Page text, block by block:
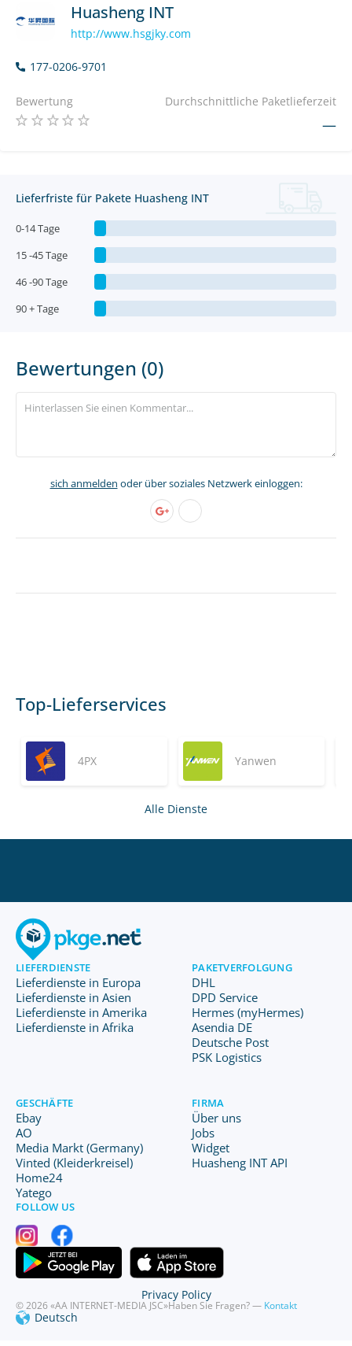
Huasheng INT
http://www.hsgjky.com
177-0206-9701
Bewertung Durchschnittliche Paketlieferzeit
—
Lieferfriste für Pakete Huasheng INT
0-14 Tage
15 -45 Tage
46 -90 Tage
90 + Tage
Bewertungen (0)
sich anmelden oder über soziales Netzwerk einloggen:
Top-Lieferservices
4PX Yanwen
Alle Dienste
LIEFERDIENSTE
Lieferdienste in Europa
Lieferdienste in Asien
Lieferdienste in Amerika
Lieferdienste in Afrika
PAKETVERFOLGUNG
DHL
DPD Service
Hermes (myHermes)
Asendia DE
Deutsche Post
PSK Logistics
GESCHÄFTE
Ebay
AO
Media Markt (Germany)
Vinted (Kleiderkreisel)
Home24
Yatego
FIRMA
Über uns
Jobs
Widget
Huasheng INT API
FOLLOW US
© 2026 «AA INTERNET-MEDIA JSC»Haben Sie Fragen? — Kontakt
Deutsch
Privacy Policy